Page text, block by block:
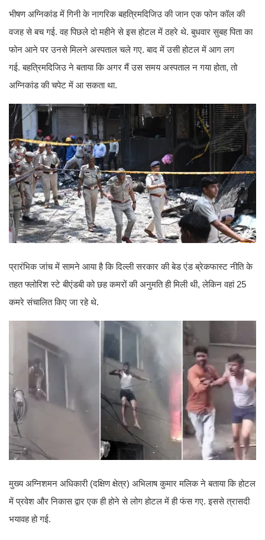
भीषण अग्निकांड में गिनी के नागरिक बहत्रिमदिजिउ की जान एक फोन कॉल की
वजह से बच गई. वह पिछले दो महीने से इस होटल में ठहरे थे. बुधवार सुबह पिता का
फोन आने पर उनसे मिलने अस्पताल चले गए. बाद में उसी होटल में आग लग
गई. बहत्रिमदिजिउ ने बताया कि अगर मैं उस समय अस्पताल न गया होता, तो
अग्निकांड की चपेट में आ सकता था.
प्रारंभिक जांच में सामने आया है कि दिल्ली सरकार की बेड एंड ब्रेकफास्ट नीति के
तहत फ्लोरिश स्टे बीएंडबी को छह कमरों की अनुमति ही मिली थी, लेकिन वहां 25
कमरे संचालित किए जा रहे थे.
मुख्य अग्निशमन अधिकारी (दक्षिण क्षेत्र) अभिलाष कुमार मलिक ने बताया कि होटल
में प्रवेश और निकास द्वार एक ही होने से लोग होटल में ही फंस गए. इससे त्रासदी
भयावह हो गई.